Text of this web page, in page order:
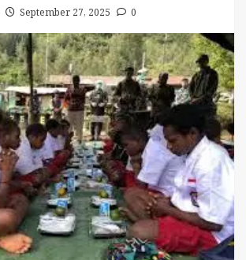
September 27, 2025 0